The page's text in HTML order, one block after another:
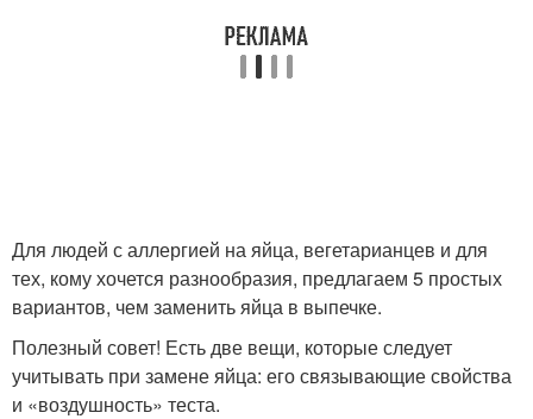
Для людей с аллергией на яйца, вегетарианцев и для
тех, кому хочется разнообразия, предлагаем 5 простых
вариантов, чем заменить яйца в выпечке.
Полезный совет! Есть две вещи, которые следует
учитывать при замене яйца: его связывающие свойства
и «воздушность» теста.